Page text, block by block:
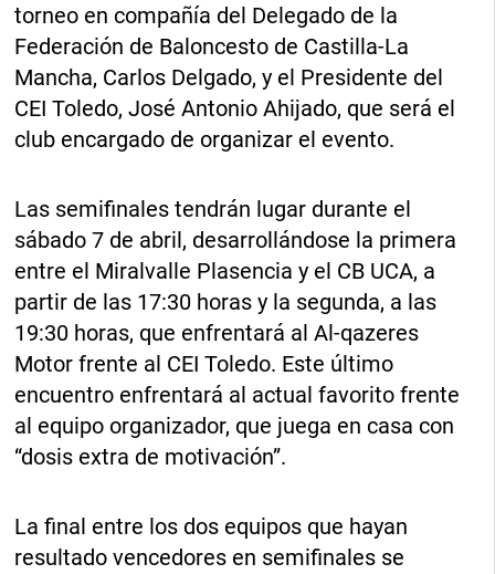
torneo en compañía del Delegado de la
Federación de Baloncesto de Castilla-La
Mancha, Carlos Delgado, y el Presidente del
CEI Toledo, José Antonio Ahijado, que será el
club encargado de organizar el evento.
Las semifinales tendrán lugar durante el
sábado 7 de abril, desarrollándose la primera
entre el Miralvalle Plasencia y el CB UCA, a
partir de las 17:30 horas y la segunda, a las
19:30 horas, que enfrentará al Al-qazeres
Motor frente al CEI Toledo. Este último
encuentro enfrentará al actual favorito frente
al equipo organizador, que juega en casa con
“dosis extra de motivación”.
La final entre los dos equipos que hayan
resultado vencedores en semifinales se